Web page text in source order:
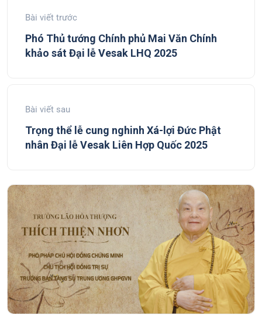
Bài viết trước
Phó Thủ tướng Chính phủ Mai Văn Chính
khảo sát Đại lễ Vesak LHQ 2025
Bài viết sau
Trọng thể lễ cung nghinh Xá-lợi Đức Phật
nhân Đại lễ Vesak Liên Hợp Quốc 2025